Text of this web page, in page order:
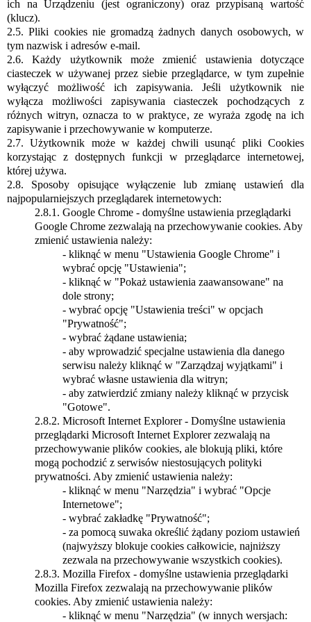
ich na Urządzeniu (jest ograniczony) oraz przypisaną wartość
(klucz).
2.5. Pliki cookies nie gromadzą żadnych danych osobowych, w
tym nazwisk i adresów e-mail.
2.6. Każdy użytkownik może zmienić ustawienia dotyczące
ciasteczek w używanej przez siebie przeglądarce, w tym zupełnie
wyłączyć możliwość ich zapisywania. Jeśli użytkownik nie
wyłącza możliwości zapisywania ciasteczek pochodzących z
różnych witryn, oznacza to w praktyce, ze wyraża zgodę na ich
zapisywanie i przechowywanie w komputerze.
2.7. Użytkownik może w każdej chwili usunąć pliki Cookies
korzystając z dostępnych funkcji w przeglądarce internetowej,
której używa.
2.8. Sposoby opisujące wyłączenie lub zmianę ustawień dla
najpopularniejszych przeglądarek internetowych:
2.8.1. Google Chrome - domyślne ustawienia przeglądarki
Google Chrome zezwalają na przechowywanie cookies. Aby
zmienić ustawienia należy:
- kliknąć w menu "Ustawienia Google Chrome" i
wybrać opcję "Ustawienia";
- kliknąć w "Pokaż ustawienia zaawansowane" na
dole strony;
- wybrać opcję "Ustawienia treści" w opcjach
"Prywatność";
- wybrać żądane ustawienia;
- aby wprowadzić specjalne ustawienia dla danego
serwisu należy kliknąć w "Zarządzaj wyjątkami" i
wybrać własne ustawienia dla witryn;
- aby zatwierdzić zmiany należy kliknąć w przycisk
"Gotowe".
2.8.2. Microsoft Internet Explorer - Domyślne ustawienia
przeglądarki Microsoft Internet Explorer zezwalają na
przechowywanie plików cookies, ale blokują pliki, które
mogą pochodzić z serwisów niestosujących polityki
prywatności. Aby zmienić ustawienia należy:
- kliknąć w menu "Narzędzia" i wybrać "Opcje
Internetowe";
- wybrać zakładkę "Prywatność";
- za pomocą suwaka określić żądany poziom ustawień
(najwyższy blokuje cookies całkowicie, najniższy
zezwala na przechowywanie wszystkich cookies).
2.8.3. Mozilla Firefox - domyślne ustawienia przeglądarki
Mozilla Firefox zezwalają na przechowywanie plików
cookies. Aby zmienić ustawienia należy:
- kliknąć w menu "Narzędzia" (w innych wersjach: